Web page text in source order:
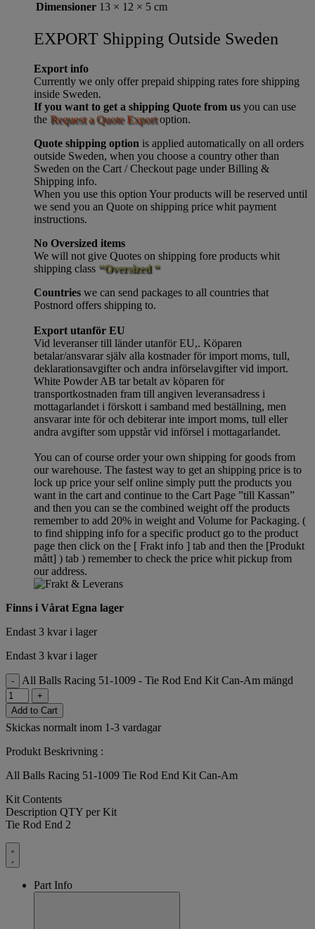
Dimensioner 13 × 12 × 5 cm
EXPORT Shipping Outside Sweden
Export info
Currently we only offer prepaid shipping rates fore shipping
inside Sweden.
If you want to get a shipping Quote from us you can use
the Request a Quote Exportoption.
Quote shipping option is applied automatically on all orders
outside Sweden, when you choose a country other than
Sweden on the Cart / Checkout page under Billing &
Shipping info.
When you use this option Your products will be reserved until
we send you an Quote on shipping price whit payment
instructions.
No Oversized items
We will not give Quotes on shipping fore products whit
shipping class “Oversized “
Countries we can send packages to all countries that
Postnord offers shipping to.
Export utanför EU
Vid leveranser till länder utanför EU,. Köparen
betalar/ansvarar själv alla kostnader för import moms, tull,
deklarationsavgifter och andra införselavgifter vid import.
White Powder AB tar betalt av köparen för
transportkostnaden fram till angiven leveransadress i
mottagarlandet i förskott i samband med beställning, men
ansvarar inte för och debiterar inte import moms, tull eller
andra avgifter som uppstår vid införsel i mottagarlandet.
You can of course order your own shipping for goods from
our warehouse. The fastest way to get an shipping price is to
lock up price your self online simply putt the products you
want in the cart and continue to the Cart Page ”till Kassan”
and then you can se the combined weight off the products
remember to add 20% in weight and Volume for Packaging. (
to find shipping info for a specific product go to the product
page then click on the [ Frakt info ] tab and then the [Produkt
mått] ) tab ) rememberto check the price whit pickup from
our address.
Finns i Vårat Egna lager
Endast 3 kvar i lager
Endast 3 kvar i lager
- All Balls Racing 51-1009 - Tie Rod End Kit Can-Am mängd
+
Add to Cart
Skickas normalt inom 1-3 vardagar
Produkt Beskrivning :
All Balls Racing 51-1009 Tie Rod End Kit Can-Am
Kit Contents
Description QTY per Kit
Tie Rod End 2
Part Info